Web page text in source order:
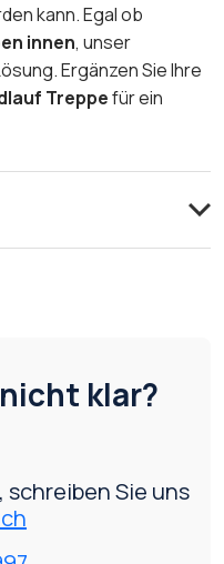
kann. Egal ob
innen, unser
Ergänzen Sie Ihre
Treppefür ein
klar?
schreiben Sie uns